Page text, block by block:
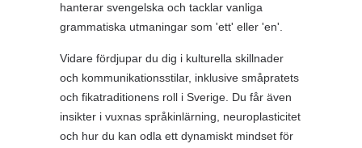
hanterar svengelska och tacklar vanliga
grammatiska utmaningar som 'ett' eller 'en'.
Vidare fördjupar du dig i kulturella skillnader
och kommunikationsstilar, inklusive småpratets
och fikatraditionens roll i Sverige. Du får även
insikter i vuxnas språkinlärning, neuroplasticitet
och hur du kan odla ett dynamiskt mindset för